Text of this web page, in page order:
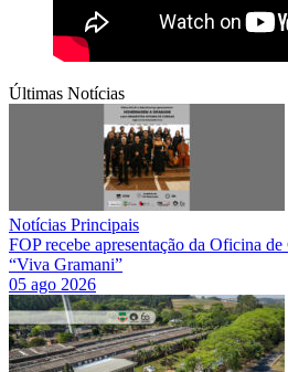
Últimas Notícias
Notícias Principais
FOP recebe apresentação da Oficina
“Viva Gramani”
05 ago 2026